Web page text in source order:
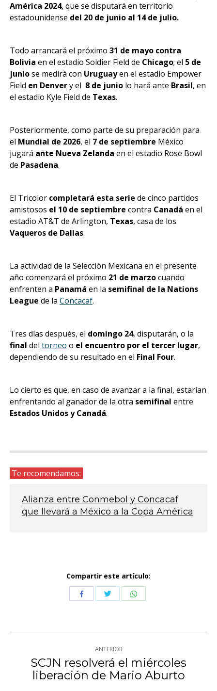
América 2024, que se disputará en territorio
estadounidense del 20 de junio al 14 de julio.
Todo arrancará el próximo 31 de mayo contra
Bolivia en el estadio Soldier Field de Chicago; el 5 de
juniose medirá con Uruguayen el estadio Empower
Field en Denvery el 8 de junio lo hará ante Brasil, en
el estadio Kyle Field de Texas.
Posteriormente, como parte de su preparación para
el Mundial de 2026, el 7 de septiembre México
jugará ante Nueva Zelanda en el estadio Rose Bowl
de Pasadena.
El Tricolor completará esta serie de cinco partidos
amistosos el 10 de septiembre contra Canadá en el
estadio AT&T de Arlington, Texas, casa de los
Vaqueros de Dallas.
La actividad de la Selección Mexicana en el presente
año comenzará el próximo 21 de marzocuando
enfrenten a Panamá en la semifinal de la Nations
League de la Concacaf.
Tres días después, el domingo 24, disputarán, o la
final del torneo o el encuentro por el tercer lugar,
dependiendo de su resultado en el Final Four.
Lo cierto es que, en caso de avanzar a la final, estarían
enfrentando al ganador de la otra semifinal entre
Estados Unidos y Canadá.
Te recomendamos:
Alianza entre Conmebol y Concacaf
que llevará a México a la Copa América
Compartir este artículo:
CompartirCompartirCompartir
Navegación
entre
publicaciones
ANTERIOR
Publicación
anterior:
SCJN resolverá el miércoles
liberación de Mario Aburto